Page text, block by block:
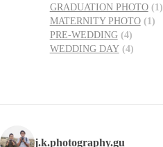
GRADUATION PHOTO(1)
MATERNITY PHOTO(1)
PRE-WEDDING(4)
WEDDING DAY(4)
j.k.photography.gu